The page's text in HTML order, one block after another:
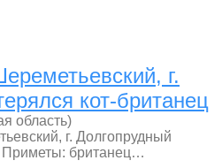
г.
кот-британец
область)
г. Долгопрудный
Приметы: британец…